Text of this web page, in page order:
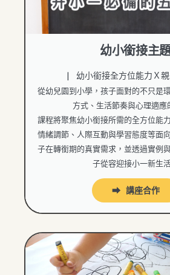
幼小銜接主
| 幼小銜接全方位能力Ｘ
從幼兒園到小學，孩子面對的不只是
方式、生活節奏與心理適應
課程將聚焦幼小銜接所需的全方位能
情緒調節、人際互動與學習態度等面
子在轉銜期的真實需求，並透過實例
子從容迎接小一新生
⮕ 講座合作